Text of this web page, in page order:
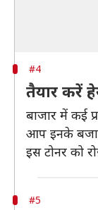
#4
तैयार करें
बाजार में कई
आप इनके बजाय
इस टोनर को
#5